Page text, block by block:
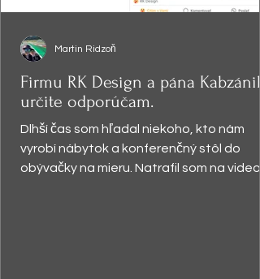
Firmu RK Design a pána
určite odporúčam.
Dlhší čas som hľadal niekoho, kto nám
vyrobí nábytok a konferenčný stôl do
obývačky na mieru. Natrafil som na video,
Martin Ridzoň